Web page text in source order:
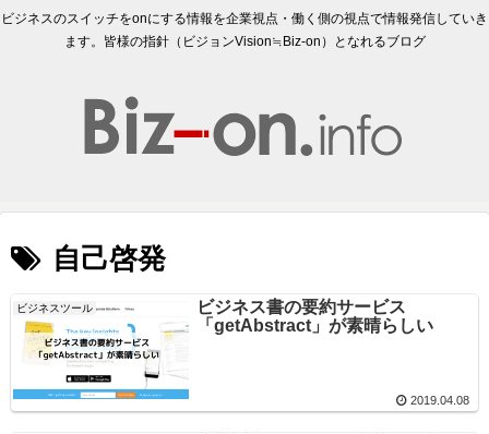
ビジネスのスイッチをonにする情報を企業視点・働く側の視点で情報発信していき
ます。皆様の指針（ビジョンVision≒Biz-on）となれるブログ
自己啓発
ビジネスツール
ビジネス書の要約サービス
「getAbstract」が素晴らしい
2019.04.08